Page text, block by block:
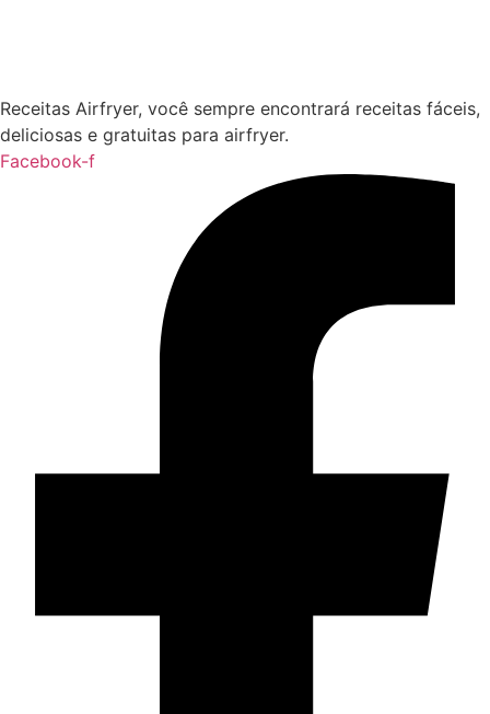
Receitas Airfryer, você sempre encontrará receitas fáceis,
deliciosas e gratuitas para airfryer.
Facebook-f